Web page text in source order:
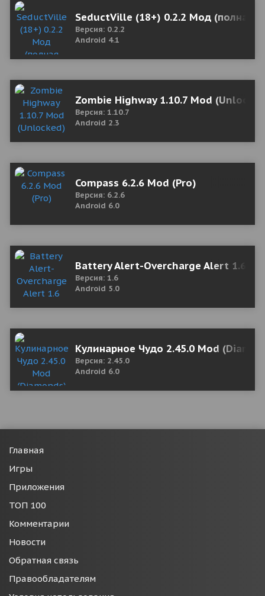
SeductVille (18+) 0.2.2 Мод (полная
Версия: 0.2.2
Android 4.1
Zombie Highway 1.10.7 Mod
Версия: 1.10.7
Android 2.3
Compass 6.2.6 Mod (Pro)
Версия: 6.2.6
Android 6.0
Battery Alert-Overcharge Alert 1.6
Версия: 1.6
Android 5.0
Кулинарное Чудо 2.45.0 Mod
Версия: 2.45.0
Android 6.0
Главная
Игры
Приложения
ТОП 100
Комментарии
Новости
Обратная связь
Правообладателям